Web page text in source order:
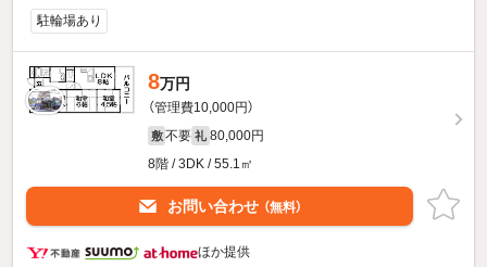
駐輪場あり
8万円
（管理費10,000円）
敷 不要 礼 80,000円
8階 / 3DK / 55.1㎡
お問い合わせ （無料）
ほか提供